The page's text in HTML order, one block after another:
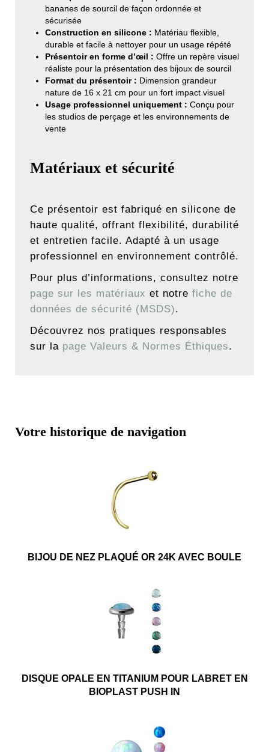
bananes de sourcil de façon ordonnée et
sécurisée
Construction en silicone : Matériau flexible,
durable et facile à nettoyer pour un usage répété
Présentoir en forme d’œil : Offre un repère visuel
réaliste pour la présentation des bijoux de sourcil
Format du présentoir : Dimension grandeur
nature de 16 x 21 cm pour un fort impact visuel
Usage professionnel uniquement : Conçu pour
les studios de perçage et les environnements de
vente
Matériaux et sécurité
Ce présentoir est fabriqué en silicone de
haute qualité, offrant flexibilité, durabilité
et entretien facile. Adapté à un usage
professionnel en environnement contrôlé.
Pour plus d’informations, consultez notre
page sur les matériaux et notre fiche de
données de sécurité (MSDS).
Découvrez nos pratiques responsables
sur la page Valeurs & Normes Éthiques.
Votre historique de navigation
BIJOU DE NEZ PLAQUÉ OR 24K AVEC BOULE
DISQUE OPALE EN TITANIUM POUR LABRET EN
BIOPLAST PUSH IN